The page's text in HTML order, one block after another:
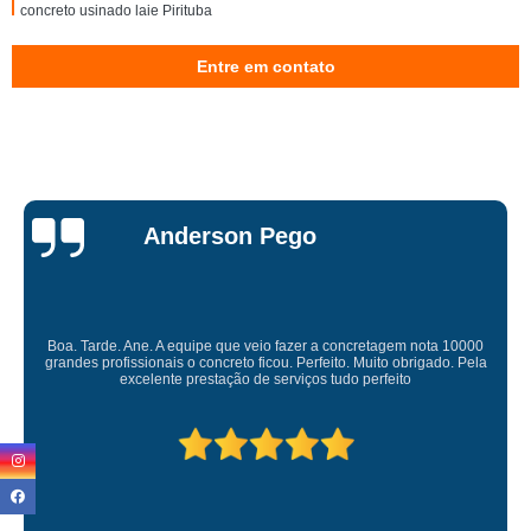
concreto usinado laje Pirituba
concreto usinado para laje forro Lapa
concreto usinado laje preço Vila Sônia
concreto usinado Rio Pequeno
concretos usinados para piso Vila Medeiros
onde comprar concreto usinado para fundação Jaçanã
concretos usinados para estacionamento Cachoeirinha
Entre em contato
Miriam Ruti
Gostaria de expressar minha sincera gratidão pelo excelente serviço
prestado. É gratificante contar com uma empresa comprometida e pessoas
competente. Obrigado